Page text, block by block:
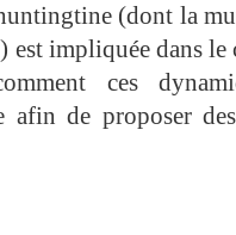
(dont la
impliquée dans le
ces
afin de proposer